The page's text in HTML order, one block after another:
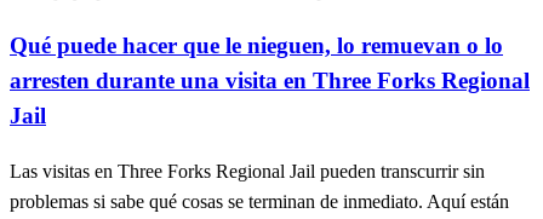
Qué puede hacer que le nieguen, lo remuevan o lo
arresten durante una visita en Three Forks Regional
Jail
Las visitas en Three Forks Regional Jail pueden transcurrir sin
problemas si sabe qué cosas se terminan de inmediato. Aquí están